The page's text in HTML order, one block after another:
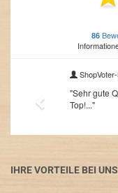
IHRE VORTEILE BEI UNS